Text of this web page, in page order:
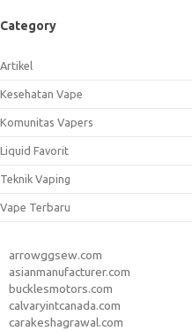
Category
Artikel
Kesehatan Vape
Komunitas Vapers
Liquid Favorit
Teknik Vaping
Vape Terbaru
arrowggsew.com
asianmanufacturer.com
bucklesmotors.com
calvaryintcanada.com
carakeshagrawal.com